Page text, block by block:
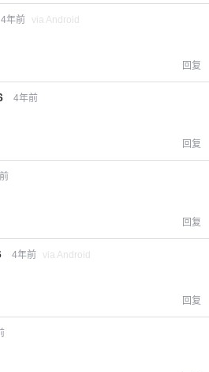
4年前 via Android
回复
4年前
回复
回复
4年前 via Android
回复